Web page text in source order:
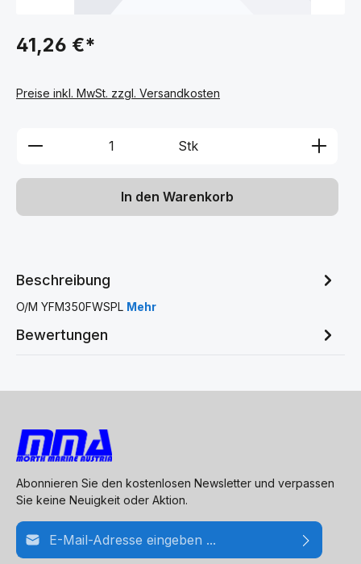
41,26 €*
Preise inkl. MwSt. zzgl. Versandkosten
Produkt Anzahl: Gib den
Stk
In den Warenkorb
Beschreibung
O/M YFM350FWSPL Mehr
Bewertungen
Abonnieren Sie den kostenlosen Newsletter und verpassen
Sie keine Neuigkeit oder Aktion.
E-Mail-Adresse*